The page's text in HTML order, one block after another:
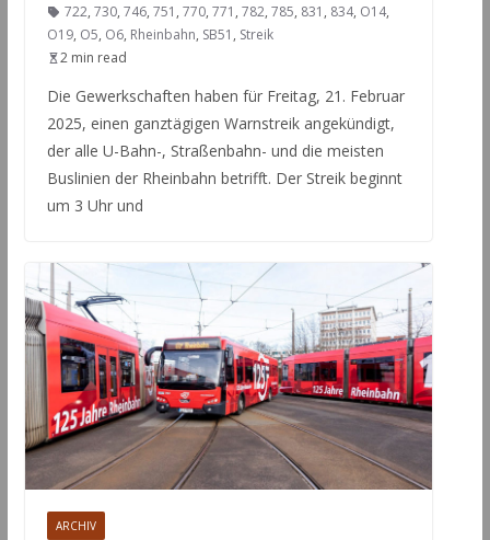
722, 730, 746, 751 , 770, 771 , 782, 785, 831 , 834, O14,
O19, O5, O6, Rheinbahn, SB51 , Streik
2 min read
Die Gewerkschaften haben für Freitag, 21. Februar
2025, einen ganztägigen Warnstreik angekündigt,
der alle U-Bahn-, Straßenbahn- und die meisten
Buslinien der Rheinbahn betrifft. Der Streik beginnt
um 3 Uhr und
ARCHIV